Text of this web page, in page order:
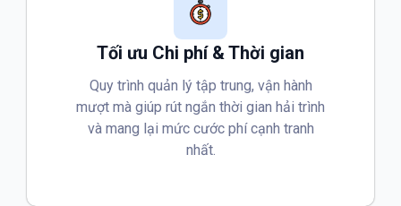
Tối ưu Chi phí & Thời gian
Quy trình quản lý tập trung, vận hành
mượt mà giúp rút ngắn thời gian hải trình
và mang lại mức cước phí cạnh tranh
nhất.